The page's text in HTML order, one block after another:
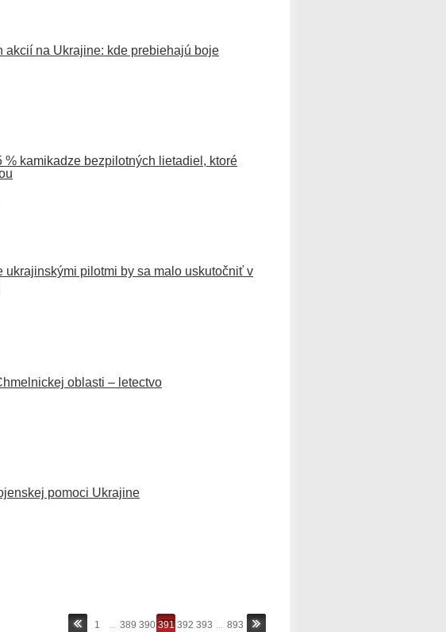
akcií na Ukrajine: kde prebiehajú boje
% kamikadze bezpilotných lietadiel, ktoré
ukrajinskými pilotmi by sa malo uskutočniť v
oblasti – letectvo
pomoci Ukrajine
1 389 390 391 392 393 893